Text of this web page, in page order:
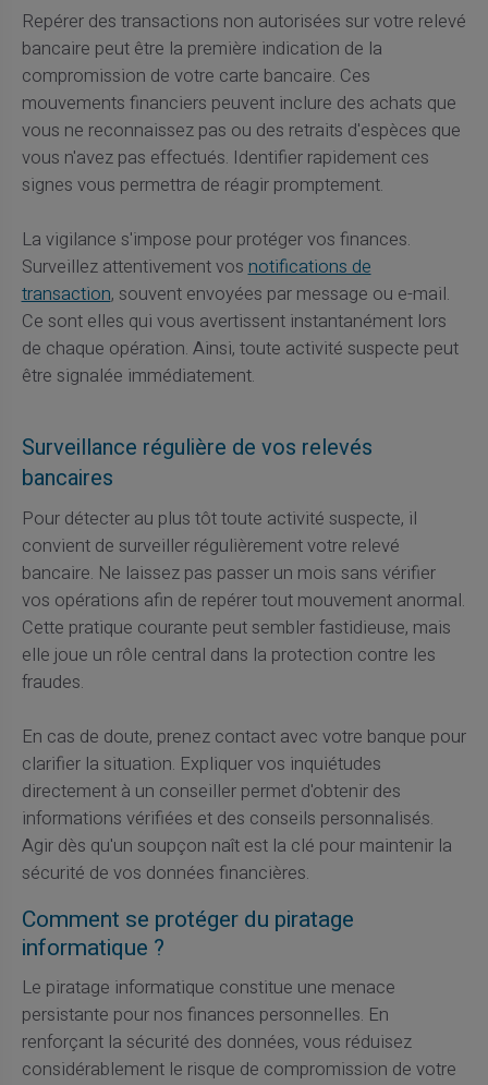
Repérer des transactions non autorisées sur votre relevé
bancaire peut être la première indication de la
compromission de votre carte bancaire. Ces
mouvements financiers peuvent inclure des achats que
vous ne reconnaissez pas ou des retraits d'espèces que
vous n'avez pas effectués. Identifier rapidement ces
signes vous permettra de réagir promptement.
La vigilance s'impose pour protéger vos finances.
Surveillez attentivement vosnotifications de
transaction, souvent envoyées par message ou e-mail.
Ce sont elles qui vous avertissent instantanément lors
de chaque opération. Ainsi, toute activité suspecte peut
être signalée immédiatement.
Surveillance régulière de vos relevés
bancaires
Pour détecter au plus tôt toute activité suspecte, il
convient de surveiller régulièrement votre relevé
bancaire. Ne laissez pas passer un mois sans vérifier
vos opérations afin de repérer tout mouvement anormal.
Cette pratique courante peut sembler fastidieuse, mais
elle joue un rôle central dans la protection contre les
fraudes.
En cas de doute, prenez contact avec votre banque pour
clarifier la situation. Expliquer vos inquiétudes
directement à un conseiller permet d'obtenir des
informations vérifiées et des conseils personnalisés.
Agir dès qu'un soupçon naît est la clé pour maintenir la
sécurité de vos données financières.
Comment se protéger du piratage
informatique ?
Le piratage informatique constitue une menace
persistante pour nos finances personnelles. En
renforçant la sécurité des données, vous réduisez
considérablement le risque de compromission de votre